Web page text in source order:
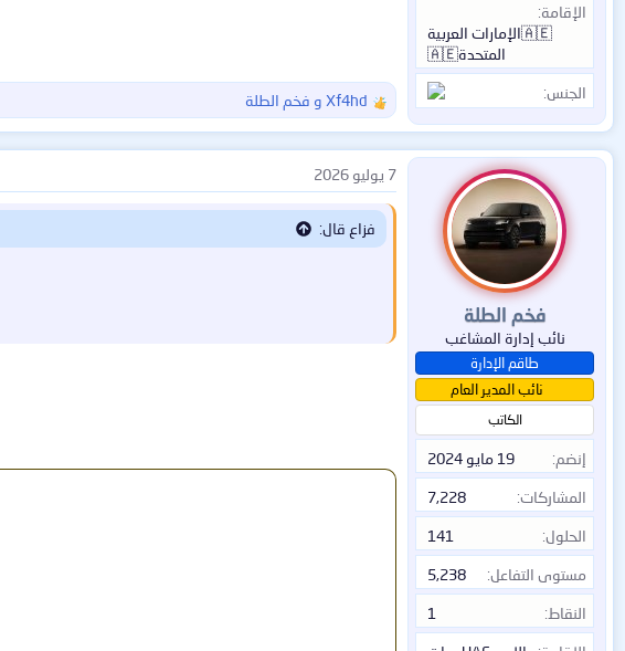
الإقامة
🇦🇪الإمارات العربية
المتحدة🇦🇪
الجنس
ا
ل
ت
ف
ا
ع
Xf4hd و فخم الطلة
فخم الطلة
نائب إدارة المشاغب
طاقم الإدارة
نائب المدير العام
الكاتب
إنضم 19 مايو 2024
المشاركات 7,228
الحلول 141
مستوى التفاعل 5,238
النقاط 1
7 يوليو 2026
فزاع قال: